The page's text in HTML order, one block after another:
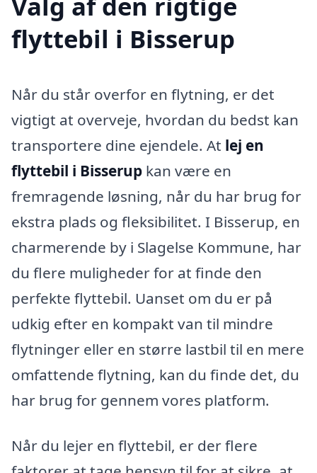
flyttebil i Bisserup
Når du står overfor en flytning, er det
vigtigt at overveje, hvordan du bedst kan
transportere dine ejendele. At lej en
flyttebil i Bisserup kan være en
fremragende løsning, når du har brug for
ekstra plads og fleksibilitet. I Bisserup, en
charmerende by i Slagelse Kommune, har
du flere muligheder for at finde den
perfekte flyttebil. Uanset om du er på
udkig efter en kompakt van til mindre
flytninger eller en større lastbil til en mere
omfattende flytning, kan du finde det, du
har brug for gennem vores platform.
Når du lejer en flyttebil, er der flere